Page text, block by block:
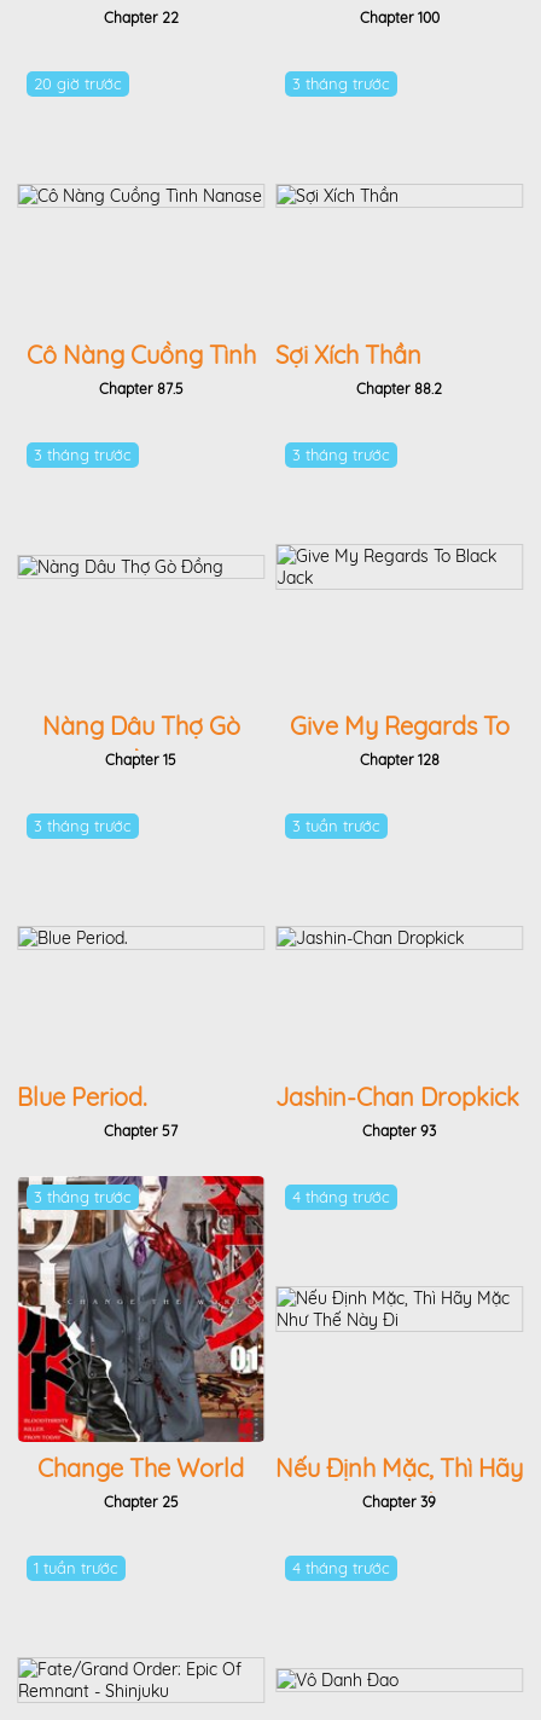
With Cut & Paste
Chapter 22 Chapter 100
20 giờ trước
Cô Nàng Cuồng Tình
Nanase
Chapter 87.5
3 tháng trước
Sợi Xích Thần
Chapter 88.2
3 tháng trước
Nàng Dâu Thợ Gò
Đồng
Chapter 15
3 tháng trước
Give My Regards To
Black Jack
Chapter 128
3 tháng trước
Blue Period.
Chapter 57
3 tuần trước
Jashin-Chan Dropkick
Chapter 93
3 tháng trước
Change The World
(Kanzaki Yuuya)
Chapter 25
4 tháng trước
Nếu Định Mặc, Thì Hãy
Mặc Như Thế Này Đi
Chapter 39
1 tuần trước 4 tháng trước